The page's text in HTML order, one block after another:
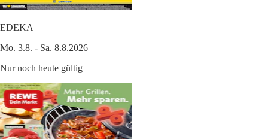
EDEKA
Mo. 3.8. - Sa. 8.8.2026
Nur noch heute gültig